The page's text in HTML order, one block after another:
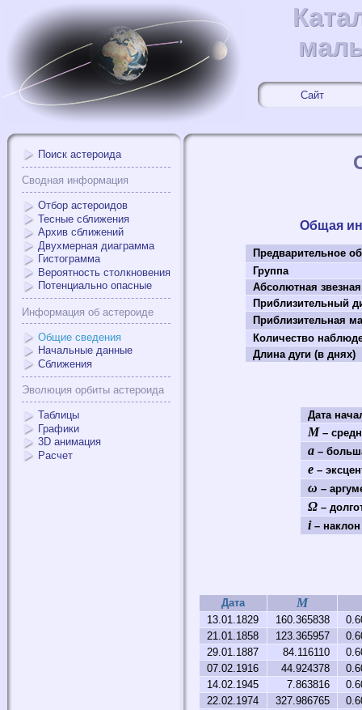
Сайт
Поиск астероида
Сводная информация
Отбор астероидов
Тесные сближения
Архив сближений
Двухмерная диаграмма
Гистограмма
Вероятность столкновения
Потенциально опасные
Информация об астероиде
Общие сведения
Начальные данные
Сближения
Эволюция орбиты астероида
Таблицы
Графики
3D анимация
Расчет
Общая
Предварительное
Группа
Абсолютная
Приблизительный
Приблизительная
Количество
Длина дуги (в днях)
Дата
M –
a–
e–
ω –
Ω–
i– наклон
Дата M
13.01.1829 160.365838
21.01.1858
123.365957
29.01.1887
84.116110
07.02.1916
44.924378
14.02.1945
7.863816
22.02.1974
327.986765